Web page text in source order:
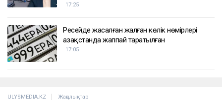
17:25
Ресейде жасалған жалған көлік нөмірлері
Қазақстанда жаппай таратылған
17:05
ULYSMEDIA.KZ Жаңалықтар